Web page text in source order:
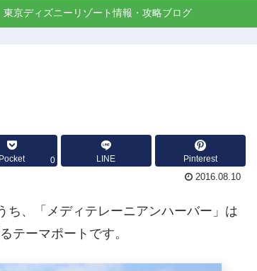
東京ディズニーリゾート情報・攻略ブログ
Pocket 0 LINE
Pinterest
2016.08.10
ち、「メディテレーニアンハーバー」は
テーマポートです。